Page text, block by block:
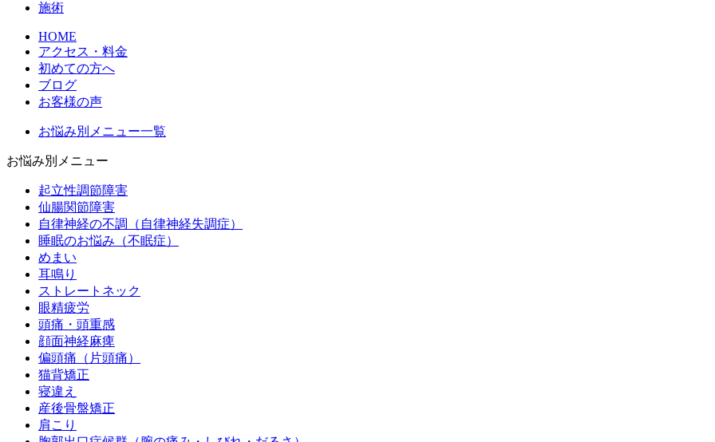
施術
HOME
アクセス・料金
初めての方へ
ブログ
お客様の声
お悩み別メニュー一覧
お悩み別メニュー
起立性調節障害
仙腸関節障害
自律神経の不調（自律神経失調症）
睡眠のお悩み（不眠症）
めまい
耳鳴り
ストレートネック
眼精疲労
頭痛・頭重感
顔面神経麻痺
偏頭痛（片頭痛）
猫背矯正
寝違え
産後骨盤矯正
肩こり